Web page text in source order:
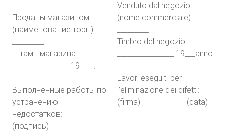
Проданы магазином
(наименование торг.)
Штамп магазина
________________ 19___г.
Выполненные работы по
устранению
недостатков:
(подпись) ____________
Venduto dal negozio
(nome commerciale)
Timbro del negozio
________________ 19___anno
Lavori eseguiti per
l’eliminazione dei difetti:
(firma) ____________ (data)